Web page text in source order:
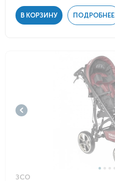
В КОРЗИНУ ПОДРОБНЕЕ
ЗСО